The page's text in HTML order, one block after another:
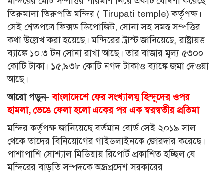
তিরুমালা তিরুপতি মন্দির ( Tirupati temple) কর্তৃপক্ষ।
সেই শ্বেতপত্রে ফিক্সড ডিপোজিট, সোনা সহ সমস্ত সম্পত্তির
কথা উল্লেখ করা হয়েছে। মন্দিরের ট্রাস্ট জানিয়েছে, রাষ্ট্রায়ত্ত
ব্যাঙ্কে ১০.৩ টন সোনা রাখা আছে। তার বাজার মূল্য ৫৩০০
কোটি টাকা। ১৫,৯৩৮ কোটি নগদ টাকাও ব্যাঙ্কে জমা দেওয়া
আছে।
আরো পড়ুন-বাংলাদেশে ফের সংখ্যালঘু হিন্দুদের ওপর
হামলা, ভেঙে ফেলা হলো একের পর এক স্বরস্বতীর প্রতিমা
মন্দির কর্তৃপক্ষ জানিয়েছে বর্তমান বোর্ড সেই ২০১৯ সাল
থেকে তাদের বিনিয়োগের গাইডলাইনকে জোরদার করেছে।
পাশাপাশি সোশ্যাল মিডিয়ায় রিপোর্ট প্রকাশিত হচ্ছিল যে
মন্দিরের বাড়তি সম্পদকে অন্ধ্রপ্রদেশ সরকারের